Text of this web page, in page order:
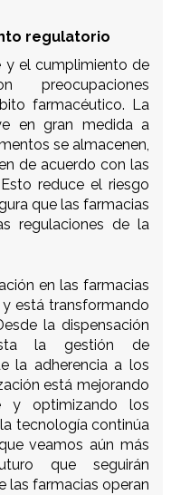
regulatorio
y el cumplimiento de
preocupaciones
farmacéutico. La
en gran medida a
se almacenen,
de acuerdo con las
reduce el riesgo
que las farmacias
regulaciones de la
en las farmacias
está transformando
la dispensación
la gestión de
la adherencia a los
está mejorando
y optimizando los
tecnología continúa
veamos aún más
que seguirán
las farmacias operan